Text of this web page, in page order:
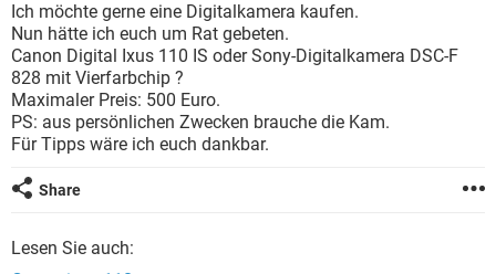
FACEBOOK HARDWARE
WINDOWS 10 INSTAGRAM
WHATSAPP TIKTOK
FACEBOOK
Ich möchte gerne eine Digitalkamera kaufen.
Nun hätte ich euch um Rat gebeten.
Canon Digital Ixus 110 IS oder Sony-Digitalkamera DSC-F
828 mit Vierfarbchip ?
Maximaler Preis: 500 Euro.
PS: aus persönlichen Zwecken brauche die Kam.
Für Tipps wäre ich euch dankbar.
Share
Lesen Sie auch: